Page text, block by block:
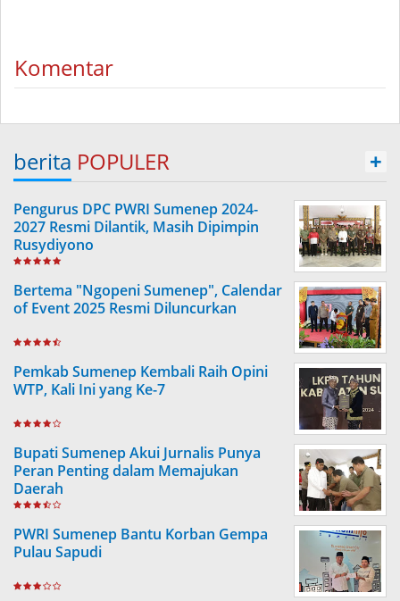
Komentar
berita POPULER +
Pengurus DPC PWRI Sumenep 2024-
2027 Resmi Dilantik, Masih Dipimpin
Rusydiyono
Bertema "Ngopeni Sumenep", Calendar
of Event 2025 Resmi Diluncurkan
Pemkab Sumenep Kembali Raih Opini
WTP, Kali Ini yang Ke-7
Bupati Sumenep Akui Jurnalis Punya
Peran Penting dalam Memajukan
Daerah
PWRI Sumenep Bantu Korban Gempa
Pulau Sapudi